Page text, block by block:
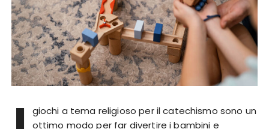
giochi a tema religioso per il catechismo sono un
ottimo modo per far divertire i bambini e